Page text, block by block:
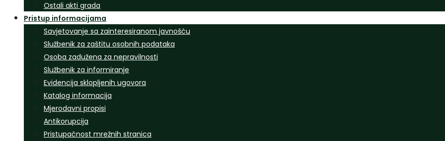
Ostali akti grada
Pristup informacijama
Savjetovanje sa zainteresiranom javnošću
Službenik za zaštitu osobnih podataka
Osoba zadužena za nepravilnosti
Službenik za informiranje
Evidencija sklopljenih ugovora
Katalog informacija
Mjerodavni propisi
Antikorupcija
Pristupačnost mrežnih stranica